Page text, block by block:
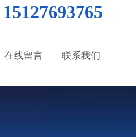
15127693765
在线留言 联系我们